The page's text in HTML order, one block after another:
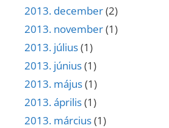
2013. december(2)
2013. november(1)
2013. július(1)
2013. június(1)
2013. május(1)
2013. április(1)
2013. március(1)